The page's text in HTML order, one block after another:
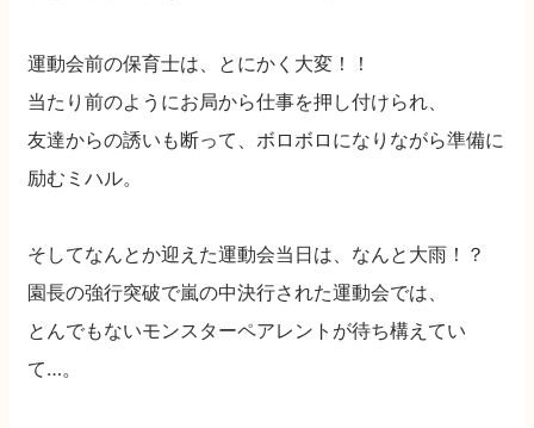
運動会前の保育士は、とにかく大変！！
当たり前のようにお局から仕事を押し付けられ、
友達からの誘いも断って、ボロボロになりながら準備に
励むミハル。
そしてなんとか迎えた運動会当日は、なんと大雨！？
園長の強行突破で嵐の中決行された運動会では、
とんでもないモンスターペアレントが待ち構えてい
て…。